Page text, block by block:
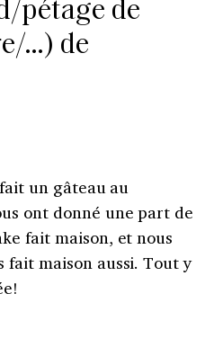
pétage de
…) de
un gâteau au
ont donné une part de
fait maison, et nous
fait maison aussi. Tout y